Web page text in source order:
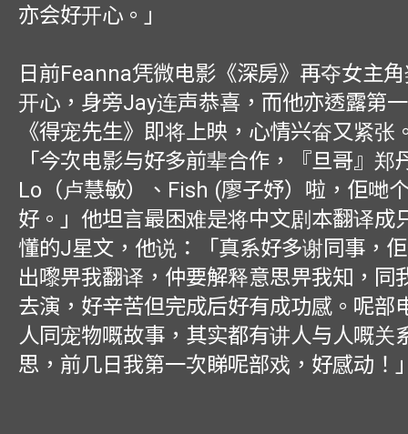
亦会好开心。」
日前Feanna凭微电影《深房》再夺女主
开心，身旁Jay连声恭喜，而他亦透露第
《得宠先生》即将上映，心情兴奋又紧张
「今次电影与好多前辈合作，『旦哥』郑
Lo（卢慧敏）、Fish (廖子妤）啦，佢哋
好。」他坦言最困难是将中文剧本翻译成
懂的J星文，他说：「真系好多谢同事，
出嚟畀我翻译，仲要解释意思畀我知，同
去演，好辛苦但完成后好有成功感。呢部
人同宠物嘅故事，其实都有讲人与人嘅关
思，前几日我第一次睇呢部戏，好感动！